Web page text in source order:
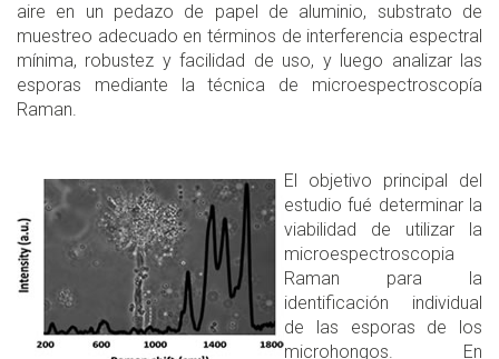
aire en un pedazo de papel de aluminio, substrato de
muestreo adecuado en términos de interferencia espectral
mínima, robustez y facilidad de uso, y luego analizar las
esporas mediante la técnica de microespectroscopía
Raman.
El objetivo principal del
estudio fué determinar la
viabilidad de utilizar la
microespectroscopia
Raman para la
identificación individual
de las esporas de los
microhongos. En